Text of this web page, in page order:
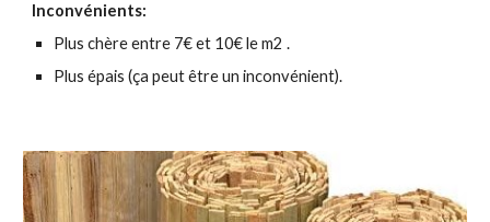
Inconvénients:
Plus chère entre 7€ et 10€ le m2 .
Plus épais (ça peut être un inconvénient).